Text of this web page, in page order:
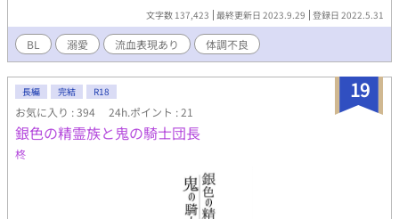
文字数 137,423 最終更新日 2023.9.29 登録日 2022.5.31
BL 溺愛 流血表現あり 体調不良
19
長編 完結 R18
お気に入り : 394 24h.ポイント : 21
銀色の精霊族と鬼の騎士団長
柊